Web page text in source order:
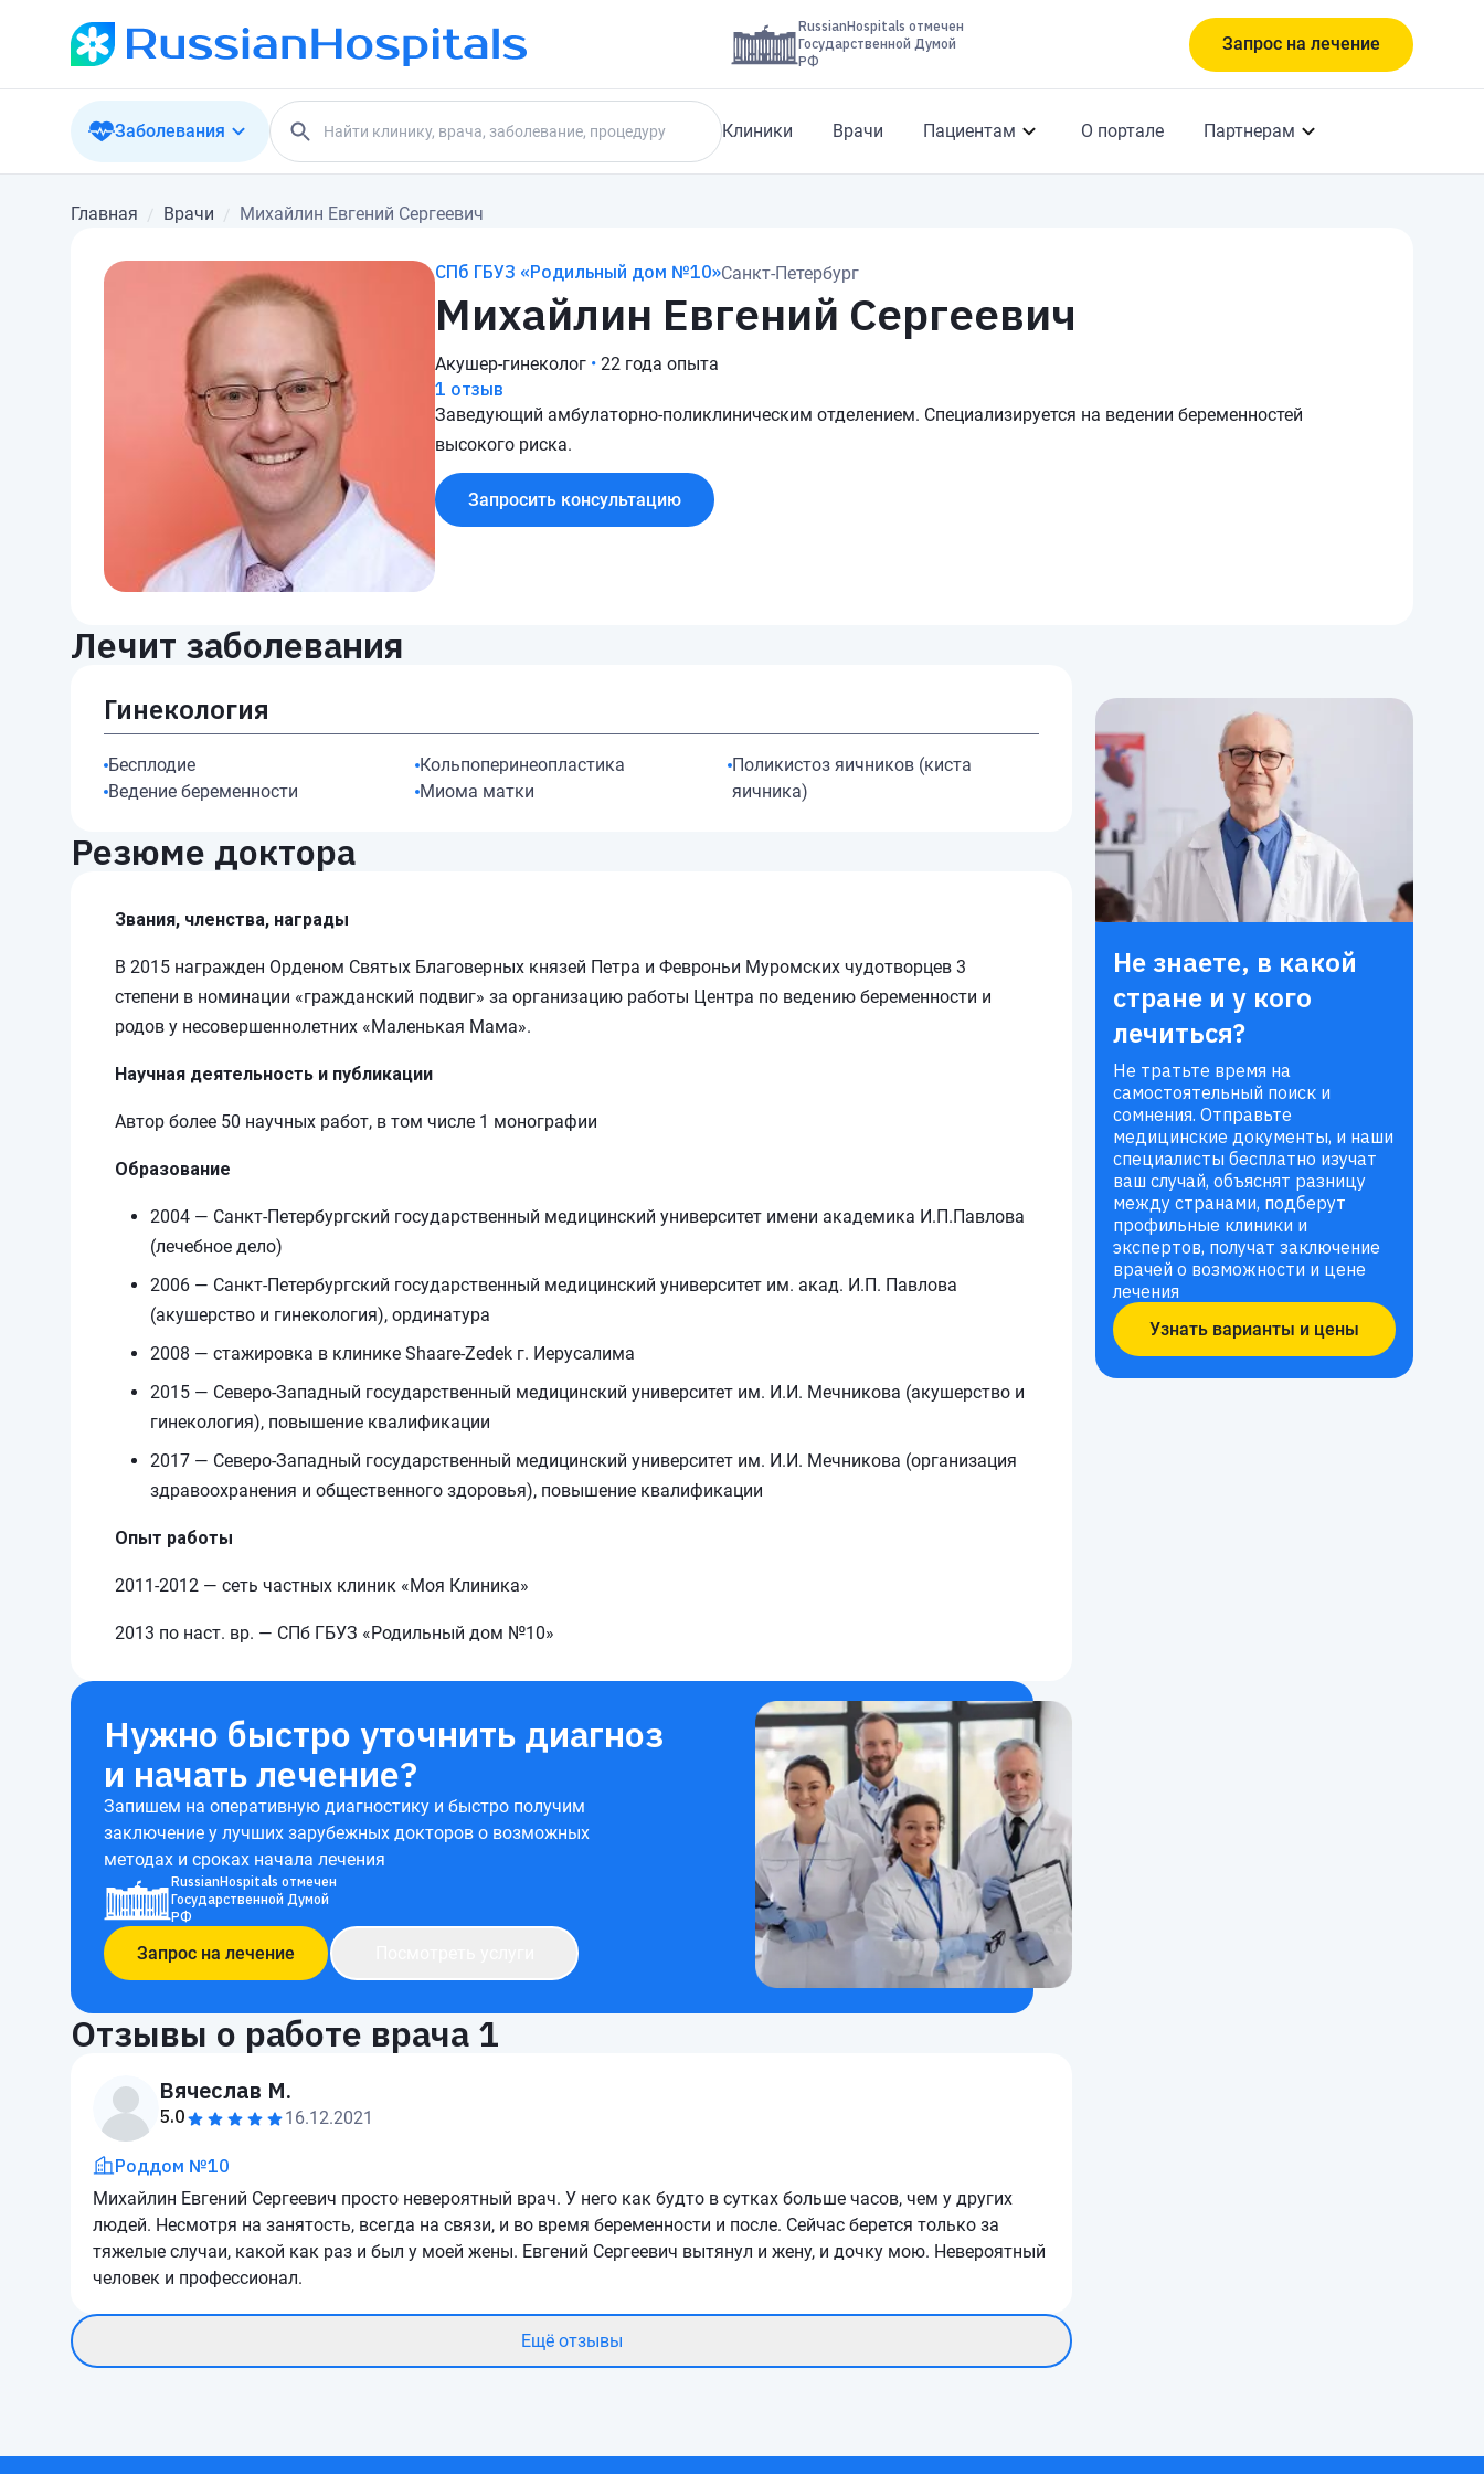
RussianHospitals отмечен
Государственной Думой
РФ
Запрос на лечение
Заболевания Клиники Врачи Пациентам О портале Партнерам
Главная Врачи Михайлин Евгений Сергеевич
СПб ГБУЗ «Родильный дом №10»Санкт-Петербург
Михайлин Евгений Сергеевич
Акушер-гинеколог • 22 года опыта
1 отзыв
Заведующий амбулаторно-поликлиническим отделением. Специализируется на ведении беременностей
высокого риска.
Запросить консультацию
Лечит заболевания
Гинекология
Бесплодие
Ведение беременности
Кольпоперинеопластика
Миома матки
Поликистоз яичников (киста
яичника)
Резюме доктора
Звания, членства, награды
В 2015 награжден Орденом Святых Благоверных князей Петра и Февроньи Муромских чудотворцев 3
степени в номинации «гражданский подвиг» за организацию работы Центра по ведению беременности и
родов у несовершеннолетних «Маленькая Мама».
Научная деятельность и публикации
Автор более 50 научных работ, в том числе 1 монографии
Образование
2004 — Санкт-Петербургский государственный медицинский университет имени академика И.П.Павлова
(лечебное дело)
2006 — Санкт-Петербургский государственный медицинский университет им. акад. И.П. Павлова
(акушерство и гинекология), ординатура
2008 — стажировка в клинике Shaare-Zedek г. Иерусалима
2015 — Северо-Западный государственный медицинский университет им. И.И. Мечникова (акушерство и
гинекология), повышение квалификации
2017 — Северо-Западный государственный медицинский университет им. И.И. Мечникова (организация
здравоохранения и общественного здоровья), повышение квалификации
Опыт работы
2011-2012 — сеть частных клиник «Моя Клиника»
2013 по наст. вр. — СПб ГБУЗ «Родильный дом №10»
Нужно быстро уточнить диагноз
и начать лечение?
Запишем на оперативную диагностику и быстро получим
заключение у лучших зарубежных докторов о возможных
методах и сроках начала лечения
RussianHospitals отмечен
Государственной Думой
РФ
Запрос на лечение
Отзывы о работе врача 1
Вячеслав М.
5.0 16.12.2021
Роддом №10
Михайлин Евгений Сергеевич просто невероятный врач. У него как будто в сутках больше часов, чем у других
людей. Несмотря на занятость, всегда на связи, и во время беременности и после. Сейчас берется только за
тяжелые случаи, какой как раз и был у моей жены. Евгений Сергеевич вытянул и жену, и дочку мою. Невероятный
человек и профессионал.
Ещё отзывы
Не знаете, в какой
стране и у кого
лечиться?
Не тратьте время на
самостоятельный поиск и
сомнения. Отправьте
медицинские документы, и наши
специалисты бесплатно изучат
ваш случай, объяснят разницу
между странами, подберут
профильные клиники и
экспертов, получат заключение
врачей о возможности и цене
лечения
Узнать варианты и цены